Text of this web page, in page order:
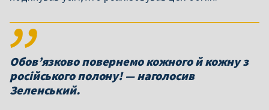
Обов’язково повернемо кожного й кожну з
російського полону! — наголосив
Зеленський.